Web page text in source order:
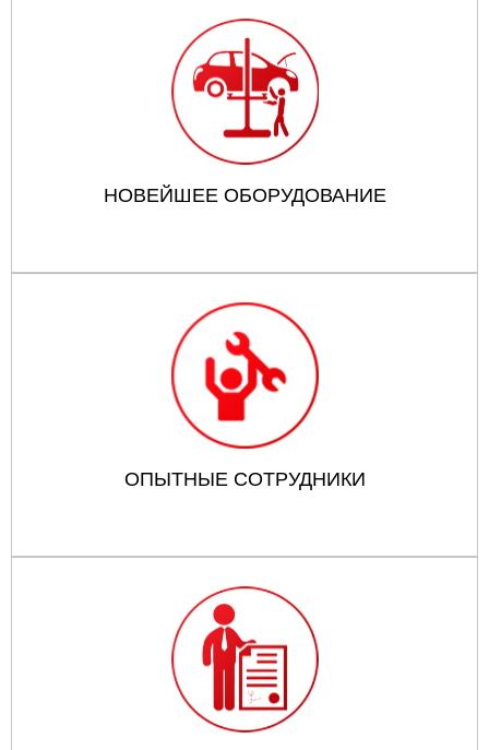
НОВЕЙШЕЕ ОБОРУДОВАНИЕ
ОПЫТНЫЕ СОТРУДНИКИ